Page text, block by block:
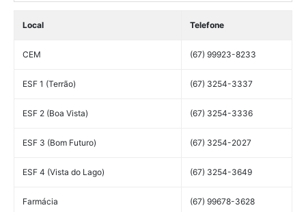
Local Telefone
CEM (67) 99923-8233
ESF 1 (Terrão) (67) 3254-3337
ESF 2 (Boa Vista) (67) 3254-3336
ESF 3 (Bom Futuro) (67) 3254-2027
ESF 4 (Vista do Lago) (67) 3254-3649
Farmácia (67) 99678-3628